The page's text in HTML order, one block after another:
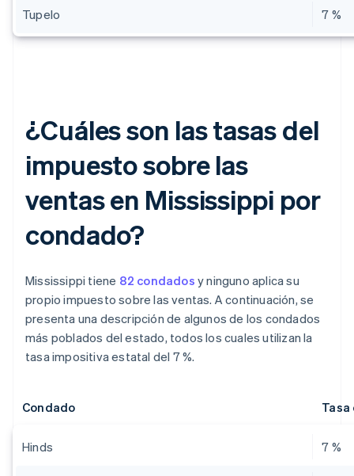
Tupelo 7 %
¿Cuáles son las tasas del
impuesto sobre las
ventas en Mississippi por
condado?
Mississippi tiene 82 condados y ninguno aplica su
propio impuesto sobre las ventas. A continuación, se
presenta una descripción de algunos de los condados
más poblados del estado, todos los cuales utilizan la
tasa impositiva estatal del 7 %.
Condado
Hinds 7 %